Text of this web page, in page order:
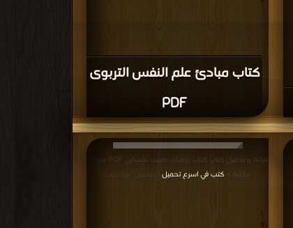
كتاب مبادئ علم النفس التربوى
PDF
قراءة و تحميل كتاب كتاب يوميات طبيب نفسانى PDF مجانا |
مكتبة >كتب في اسرع تحميل | التحميل : مرة/مرات